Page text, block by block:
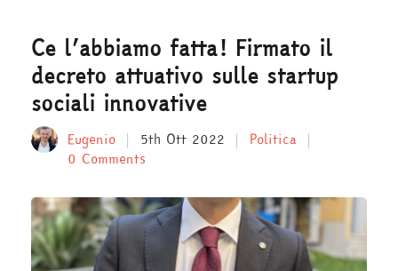
Ce l’abbiamo fatta! Firmato il
decreto attuativo sulle startup
sociali innovative
Eugenio 5th Ott 2022
Politica
0 Comments